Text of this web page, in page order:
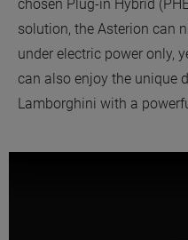
chosen Plug-in Hybrid
solution, the Asterion can
under electric power only,
can also enjoy the unique
Lamborghini with a